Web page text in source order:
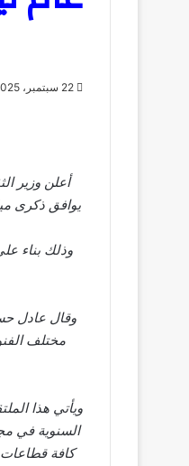
22 سبتمبر، 2025
يوافق ذكرى
وذلك بناء
وقال عادل
مختلف
ويأتي هذا
السنوية في
كافة قطاعات